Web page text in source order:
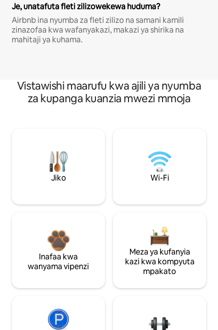
Je, unatafuta fleti zilizowekewa huduma?
Airbnb ina nyumba za fleti zilizo na samani kamili
zinazofaa kwa wafanyakazi, makazi ya shirika na
mahitaji ya kuhama.
Vistawishi maarufu kwa ajili ya nyumba
za kupanga kuanzia mwezi mmoja
Jiko Wi-Fi
Inafaa kwa
wanyama vipenzi
Meza ya kufanyia
kazi kwa kompyuta
mpakato